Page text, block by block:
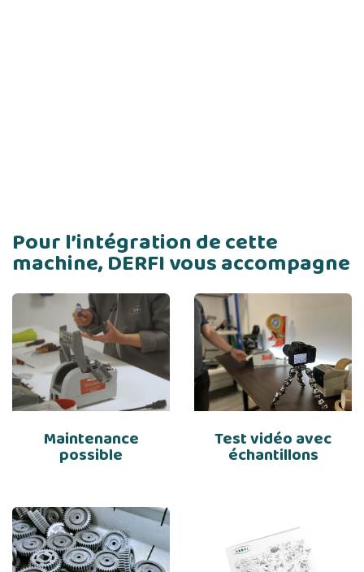
Pour l’intégration de cette
machine, DERFI vous accompagne
Maintenance
possible
Test vidéo avec
échantillons